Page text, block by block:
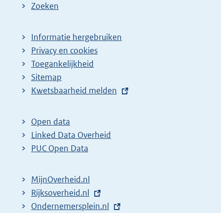
Zoeken
Informatie hergebruiken
Privacy en cookies
Toegankelijkheid
Sitemap
E
t
e
r
l
i
n
Kwetsbaarheid melden
Open data
Linked Data Overheid
PUC Open Data
MijnOverheid.nl
E
x
Rijksoverheid.nl
E
Ondernemersplein.nl